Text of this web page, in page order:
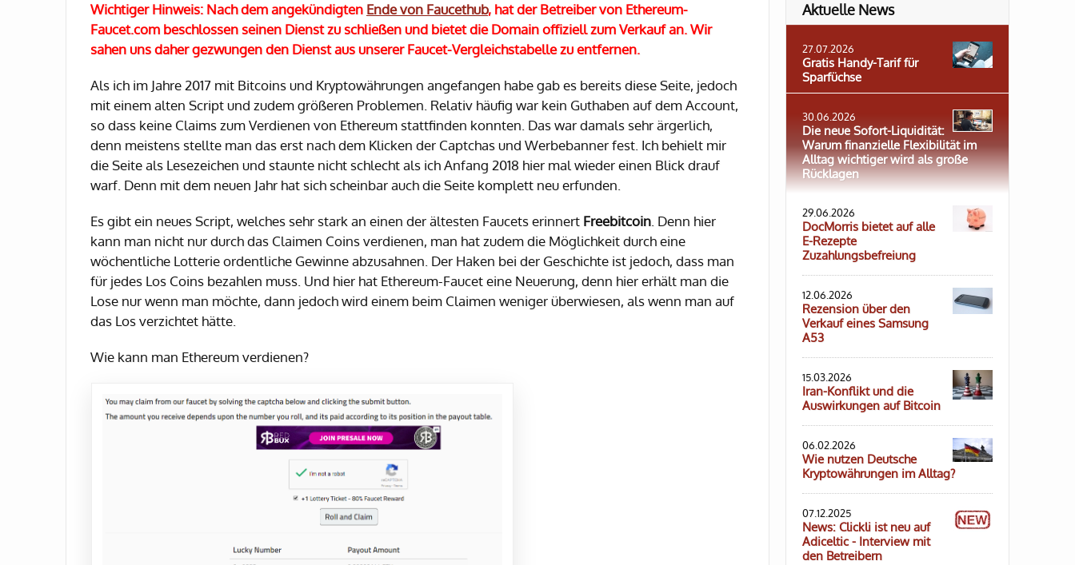
Wichtiger Hinweis: Nach dem angekündigten Ende von Faucethub, hat der Betreiber von Ethereum-
Faucet.com beschlossen seinen Dienst zu schließen und bietet die Domain offiziell zum Verkauf an. Wir
sahen uns daher gezwungen den Dienst aus unserer Faucet-Vergleichstabelle zu entfernen.
Als ich im Jahre 2017 mit Bitcoins und Kryptowährungen angefangen habe gab es bereits diese Seite, jedoch
mit einem alten Script und zudem größeren Problemen. Relativ häufig war kein Guthaben auf dem Account,
so dass keine Claims zum Verdienen von Ethereum stattfinden konnten. Das war damals sehr ärgerlich,
denn meistens stellte man das erst nach dem Klicken der Captchas und Werbebanner fest. Ich behielt mir
die Seite als Lesezeichen und staunte nicht schlecht als ich Anfang 2018 hier mal wieder einen Blick drauf
warf. Denn mit dem neuen Jahr hat sich scheinbar auch die Seite komplett neu erfunden.
Es gibt ein neues Script, welches sehr stark an einen der ältesten Faucets erinnert Freebitcoin . Denn hier
kann man nicht nur durch das Claimen Coins verdienen, man hat zudem die Möglichkeit durch eine
wöchentliche Lotterie ordentliche Gewinne abzusahnen. Der Haken bei der Geschichte ist jedoch, dass man
für jedes Los Coins bezahlen muss. Und hier hat Ethereum-Faucet eine Neuerung, denn hier erhält man die
Lose nur wenn man möchte, dann jedoch wird einem beim Claimen weniger überwiesen, als wenn man auf
das Los verzichtet hätte.
Wie kann man Ethereum verdienen?
Aktuelle News
27.07.2026
Gratis Handy-Tarif für
Sparfüchse
30.06.2026
Die neue Sofort-Liquidität:
Warum finanzielle Flexibilität im
Alltag wichtiger wird als große
Rücklagen
29.06.2026
DocMorris bietet auf alle
E-Rezepte
Zuzahlungsbefreiung
12.06.2026
Rezension über den
Verkauf eines Samsung
A53
15.03.2026
Iran-Konflikt und die
Auswirkungen auf Bitcoin
06.02.2026
Wie nutzen Deutsche
Kryptowährungen im Alltag?
07.12.2025
News: Clickli ist neu auf
Adiceltic - Interview mit
den Betreibern